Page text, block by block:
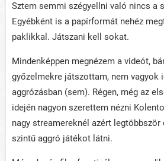
Sztem semmi szégyellni való nincs a
Egyébként is a papírformát nehéz
paklikkal. Játszani kell sokat.
Mindenképpen megnézem a videót,
győzelmekre játszottam, nem vagyok
aggrózásban (sem). Régen, még az
idején nagyon szerettem nézni
nagy streamereknél azért legtöbbször
szintű aggró játékot látni.